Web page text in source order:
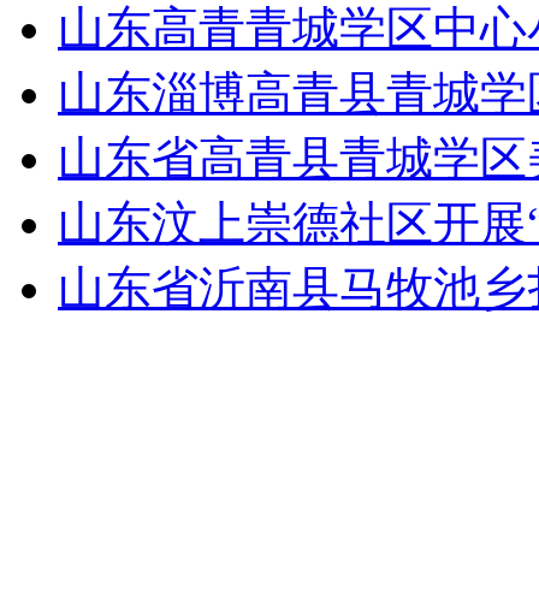
山东高青青城学区中
山东淄博高青县青城
山东省高青县青城学
山东汶上崇德社区开
山东省沂南县马牧池